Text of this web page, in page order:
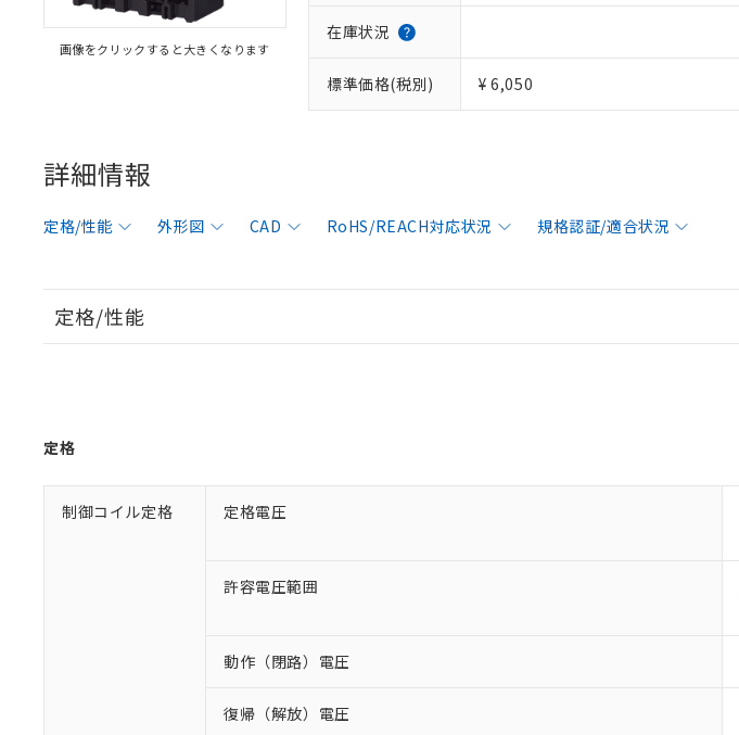
画像をクリックすると大きくなります
在庫状況
標準価格(税別) ¥ 6,050
詳細情報
定格/性能 外形図 CAD RoHS/REACH対応状況 規格認証/適合状況
定格/性能
定格
制御コイル定格 定格電圧
許容電圧範囲
動作（閉路）電圧
復帰（解放）電圧